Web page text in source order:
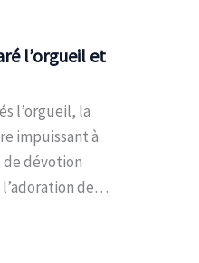
l’orgueil et
l’orgueil, la
impuissant à
dévotion
l’adoration de…